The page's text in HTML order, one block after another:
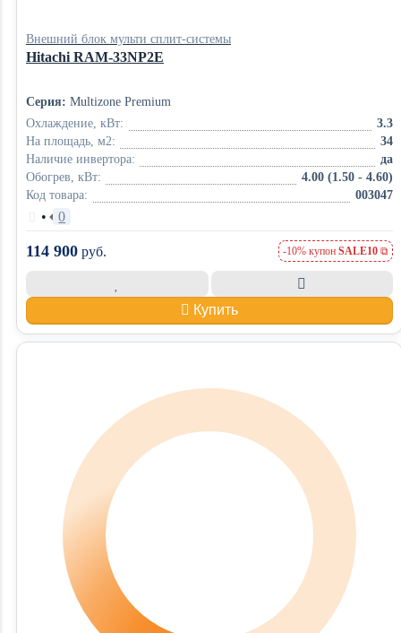
Внешний блок мульти сплит-системы
Hitachi RAM-33NP2E
Серия: Multizone Premium
Охлаждение, кВт:
3.3
На площадь, м2:
34
Наличие инвертора:
да
Обогрев, кВт:
4.00 (1.50 - 4.60)
Код товара:
003047
• 0
114 900 руб. -10% купон SALE10
Купить